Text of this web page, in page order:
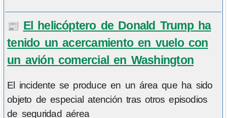
📰 El helicóptero de Donald Trump ha
tenido un acercamiento en vuelo con
un avión comercial en Washington
El incidente se produce en un área que ha sido
objeto de especial atención tras otros episodios
de seguridad aérea